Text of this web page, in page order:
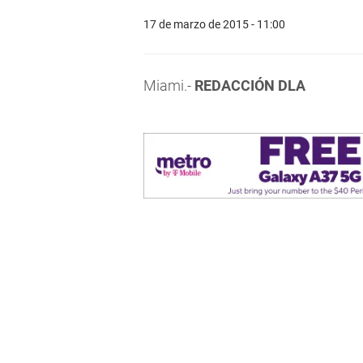
17 de marzo de 2015 - 11:00
Miami.- REDACCIÓN DLA